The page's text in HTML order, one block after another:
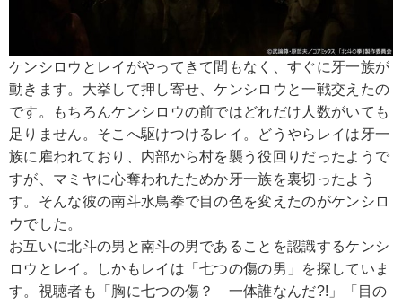
ケンシロウとレイがやってきて間もなく、すぐに牙一族が
動きます。大挙して押し寄せ、ケンシロウと一戦交えたの
です。もちろんケンシロウの前ではどれだけ人数がいても
足りません。そこへ駆けつけるレイ。どうやらレイは牙一
族に雇われており、内部から村を襲う役回りだったようで
すが、マミヤに心奪われたためか牙一族を裏切ったよう
す。そんな彼の南斗水鳥拳で目の色を変えたのがケンシロ
ウでした。
お互いに北斗の男と南斗の男であることを認識するケンシ
ロウとレイ。しかもレイは「七つの傷の男」を探していま
す。視聴者も「胸に七つの傷？ 一体誰なんだ?!」「目の